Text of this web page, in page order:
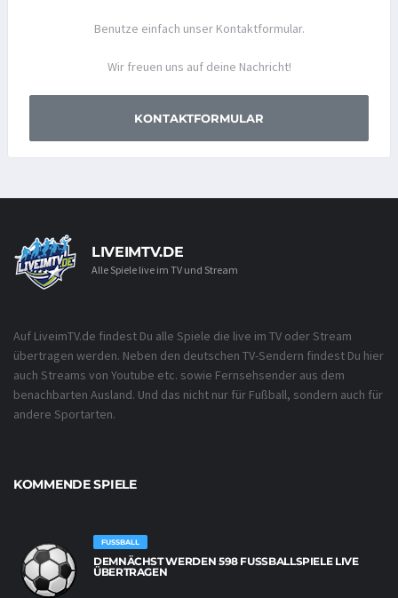
Benutze einfach unser Kontaktformular.
Wir freuen uns auf deine Nachricht!
KONTAKTFORMULAR
LIVEIMTV.DE
Alle Spiele live im TV und Stream
Auf LiveimTV.de findest Du alle Spiele die live im TV oder Stream
übertragen werden. Neben den deutschen TV-Sendern findest Du hier
auch Streams von Youtube etc. sowie Fernsehsender aus dem
benachbarten Ausland. Und das nicht nur für Fußball, sondern auch für
andere Sportarten.
KOMMENDE SPIELE
FUSSBALL
DEMNÄCHST WERDEN 598 FUSSBALLSPIELE LIVE Ü
BERTRAGEN